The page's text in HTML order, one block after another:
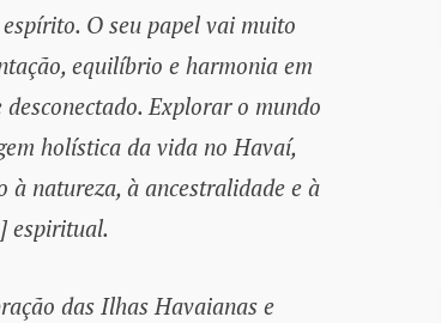
O seu papel vai muito
equilíbrio e harmonia em
Explorar o mundo
holística da vida no Havaí,
à natureza, à ancestralidade e à
espiritual.
das Ilhas Havaianas e